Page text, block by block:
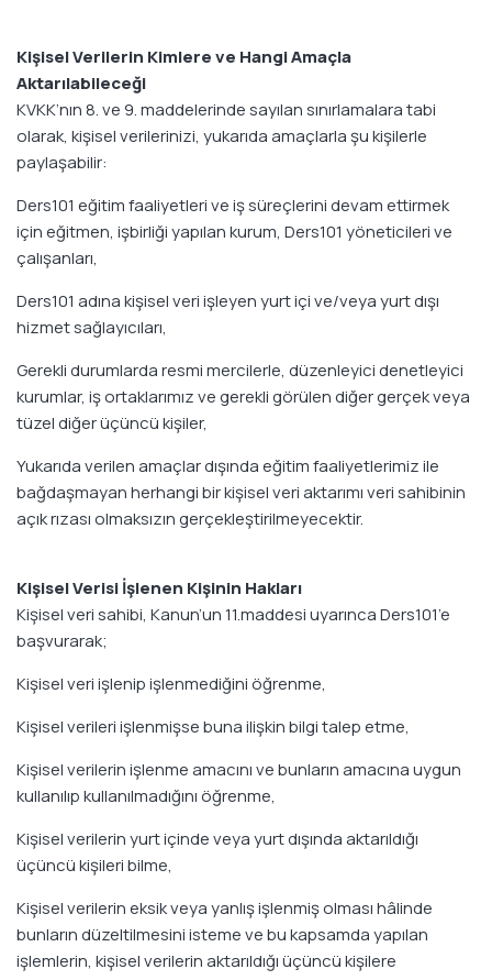
Kişisel Verilerin Kimlere ve Hangi Amaçla
Aktarılabileceği
KVKK’nın 8. ve 9. maddelerinde sayılan sınırlamalara tabi
olarak, kişisel verilerinizi, yukarıda amaçlarla şu kişilerle
paylaşabilir:
Ders101 eğitim faaliyetleri ve iş süreçlerini devam ettirmek
için eğitmen, işbirliği yapılan kurum, Ders101 yöneticileri ve
çalışanları,
Ders101 adına kişisel veri işleyen yurt içi ve/veya yurt dışı
hizmet sağlayıcıları,
Gerekli durumlarda resmi mercilerle, düzenleyici denetleyici
kurumlar, iş ortaklarımız ve gerekli görülen diğer gerçek veya
tüzel diğer üçüncü kişiler,
Yukarıda verilen amaçlar dışında eğitim faaliyetlerimiz ile
bağdaşmayan herhangi bir kişisel veri aktarımı veri sahibinin
açık rızası olmaksızın gerçekleştirilmeyecektir.
Kişisel Verisi İşlenen Kişinin Hakları
Kişisel veri sahibi, Kanun’un 11.maddesi uyarınca Ders101’e
başvurarak;
Kişisel veri işlenip işlenmediğini öğrenme,
Kişisel verileri işlenmişse buna ilişkin bilgi talep etme,
Kişisel verilerin işlenme amacını ve bunların amacına uygun
kullanılıp kullanılmadığını öğrenme,
Kişisel verilerin yurt içinde veya yurt dışında aktarıldığı
üçüncü kişileri bilme,
Kişisel verilerin eksik veya yanlış işlenmiş olması hâlinde
bunların düzeltilmesini isteme ve bu kapsamda yapılan
işlemlerin, kişisel verilerin aktarıldığı üçüncü kişilere